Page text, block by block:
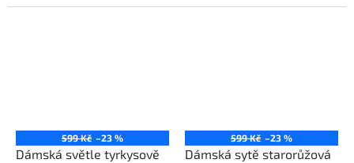
599 Kč –23 %
Dámská světle tyrkysově
599 Kč –23 %
Dámská sytě starorůžová